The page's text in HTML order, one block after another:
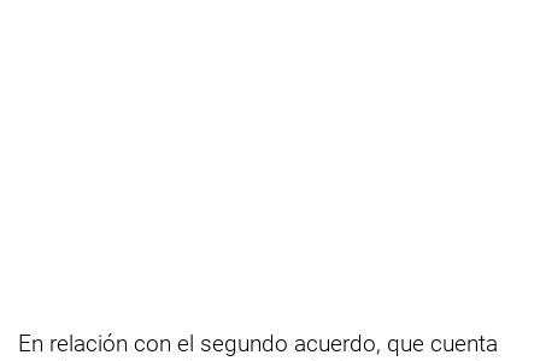
En relación con el segundo acuerdo, que cuenta